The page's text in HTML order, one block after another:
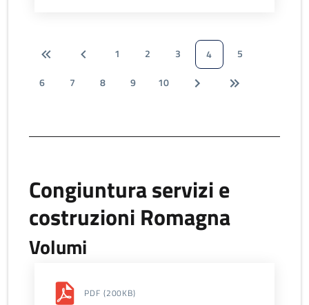
1 2 3 4
5
6
7 8 9 10
Congiuntura servizi e
costruzioni Romagna
Volumi
PDF (200KB)